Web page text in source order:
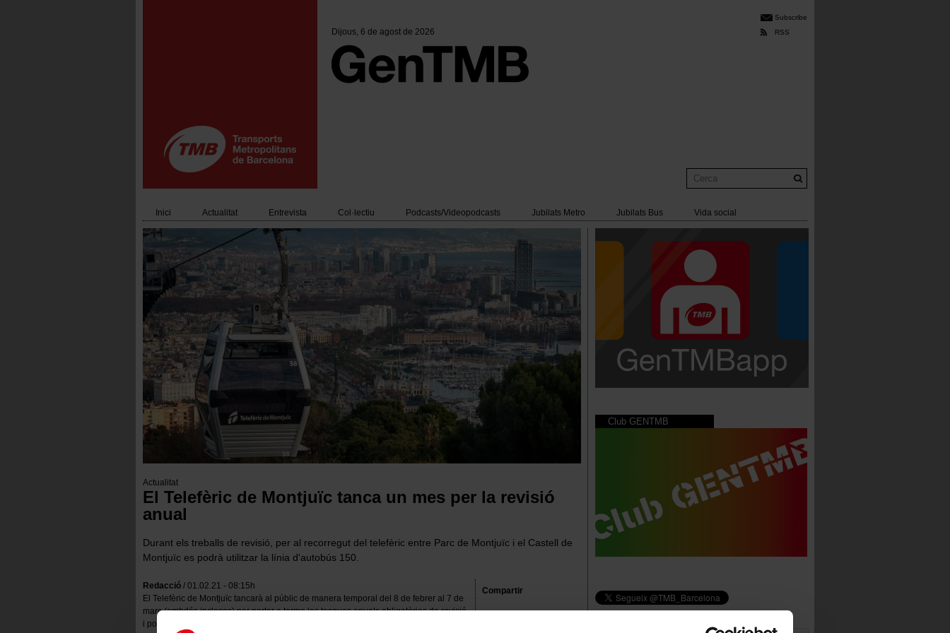
Dijous, 6 de agost de 2026
Cerca
Subscribe
RSS
Main
navigation
Inici Actualitat Entrevista Col·lectiu Podcasts/Videopodcasts Jubilats Metro Jubilats Bus Vida social
Actualitat
El Telefèric de Montjuïc tanca un mes per la revisió
anual
Durant els treballs de revisió, per al recorregut del telefèric entre Parc de Montjuïc i el Castell de
Montjuïc es podrà utilitzar la línia d'autobús 150.
Redacció / 01.02.21 - 08:15h
El Telefèric de Montjuïc tancarà al públic de manera temporal del 8 de febrer al 7 de
març (ambdós inclosos) per portar a terme les tasques anuals obligatòries de revisió
i posada a punt de tots els elements de les instal·lacions.
Compartir
Club GENTMB